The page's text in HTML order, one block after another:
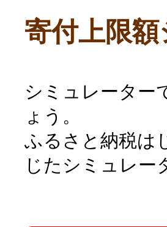
寄付上限
シミュレーター
ょう。
ふるさと納税は
じたシミュレー